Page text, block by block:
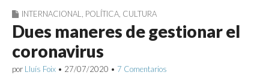
INTERNACIONAL POLÍTICA CULTURA
Dues maneres de gestionar el
coronavirus
por Lluís Foix • 27/07/2020 • 7 Comentarios